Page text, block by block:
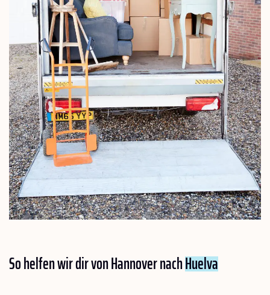
So helfen wir dir von Hannover nachHuelva